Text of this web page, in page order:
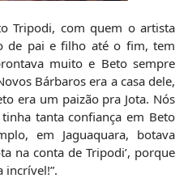
Tripodi, com quem o artista
de pai e filho até o fim, tem
muito e Beto sempre
Bárbaros era a casa dele,
era um paizão pra Jota. Nós
tanta confiança em Beto
em Jaguaquara, botava
na conta de Tripodi’, porque
incrível!”.